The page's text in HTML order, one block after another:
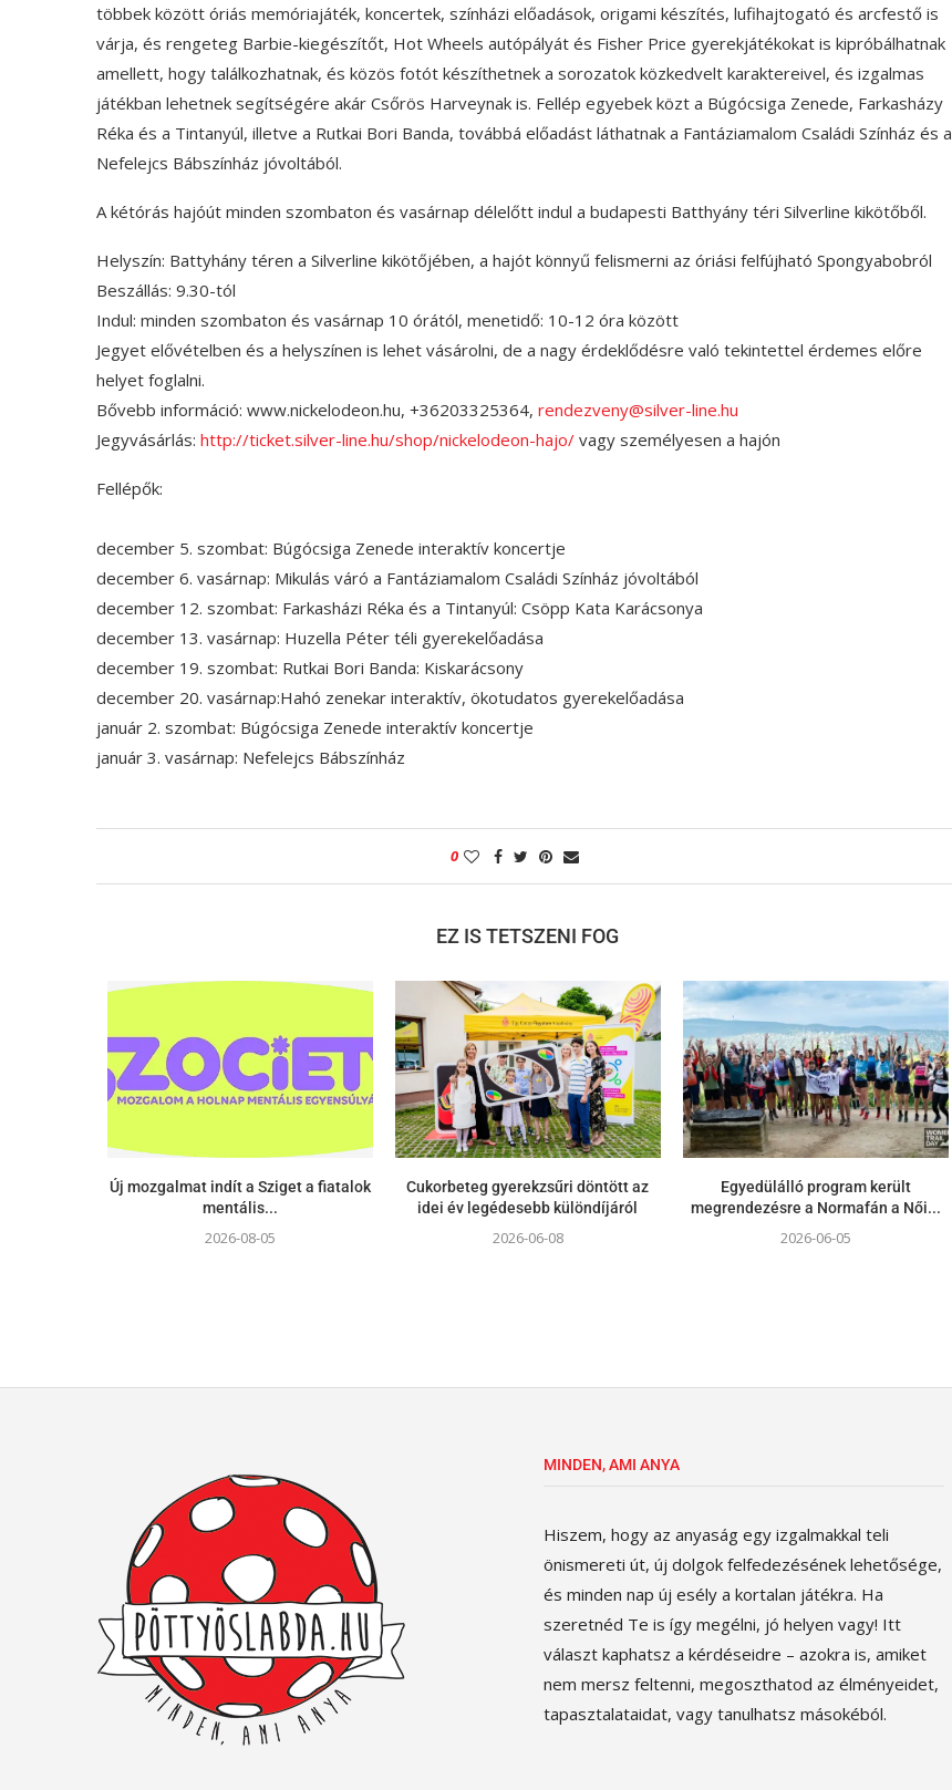
többek között óriás memóriajáték, koncertek, színházi előadások, origami készítés, lufihajtogató és arcfestő is
várja, és rengeteg Barbie-kiegészítőt, Hot Wheels autópályát és Fisher Price gyerekjátékokat is kipróbálhatnak
amellett, hogy találkozhatnak, és közös fotót készíthetnek a sorozatok közkedvelt karaktereivel, és izgalmas
játékban lehetnek segítségére akár Csőrös Harveynak is. Fellép egyebek közt a Búgócsiga Zenede, Farkasházy
Réka és a Tintanyúl, illetve a Rutkai Bori Banda, továbbá előadást láthatnak a Fantáziamalom Családi Színház és a
Nefelejcs Bábszínház jóvoltából.
A kétórás hajóút minden szombaton és vasárnap délelőtt indul a budapesti Batthyány téri Silverline kikötőből.
Helyszín: Battyhány téren a Silverline kikötőjében, a hajót könnyű felismerni az óriási felfújható Spongyabobról
Beszállás: 9.30-tól
Indul: minden szombaton és vasárnap 10 órától, menetidő: 10-12 óra között
Jegyet elővételben és a helyszínen is lehet vásárolni, de a nagy érdeklődésre való tekintettel érdemes előre
helyet foglalni.
Bővebb információ: www.nickelodeon.hu, +36203325364, rendezveny@silver-line.hu
Jegyvásárlás: http://ticket.silver-line.hu/shop/nickelodeon-hajo/ vagy személyesen a hajón
Fellépők:
december 5. szombat: Búgócsiga Zenede interaktív koncertje
december 6. vasárnap: Mikulás váró a Fantáziamalom Családi Színház jóvoltából
december 12. szombat: Farkasházi Réka és a Tintanyúl: Csöpp Kata Karácsonya
december 13. vasárnap: Huzella Péter téli gyerekelőadása
december 19. szombat: Rutkai Bori Banda: Kiskarácsony
december 20. vasárnap:Hahó zenekar interaktív, ökotudatos gyerekelőadása
január 2. szombat: Búgócsiga Zenede interaktív koncertje
január 3. vasárnap: Nefelejcs Bábszínház
0
EZ IS TETSZENI FOG
Új mozgalmat indít a Sziget a fiatalok
mentális...
2026-08-05
Cukorbeteg gyerekzsűri döntött az
idei év legédesebb különdíjáról
2026-06-08
Egyedülálló program került
megrendezésre a Normafán a Női...
2026-06-05
MINDEN, AMI ANYA
Hiszem, hogy az anyaság egy izgalmakkal teli
önismereti út, új dolgok felfedezésének lehetősége,
és minden nap új esély a kortalan játékra. Ha
szeretnéd Te is így megélni, jó helyen vagy! Itt
választ kaphatsz a kérdéseidre – azokra is, amiket
nem mersz feltenni, megoszthatod az élményeidet,
tapasztalataidat, vagy tanulhatsz másokéból.